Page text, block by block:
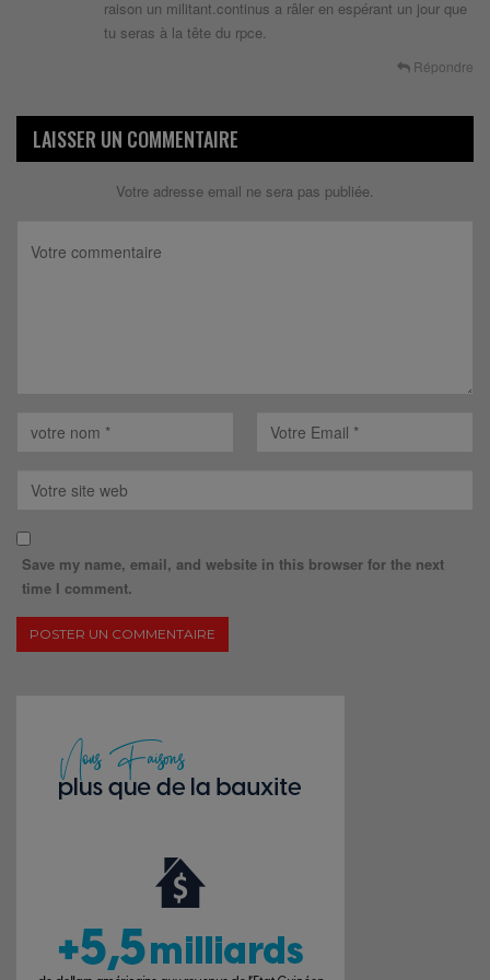
raison un militant.continus a râler en espérant un jour que
tu seras à la tête du rpce.
Répondre
LAISSER UN COMMENTAIRE
Votre adresse email ne sera pas publiée.
Save my name, email, and website in this browser for the next
time I comment.